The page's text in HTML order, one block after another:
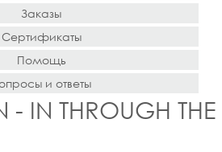
Заказы
Сертификаты
Помощь
и ответы
- IN THROUGH THE